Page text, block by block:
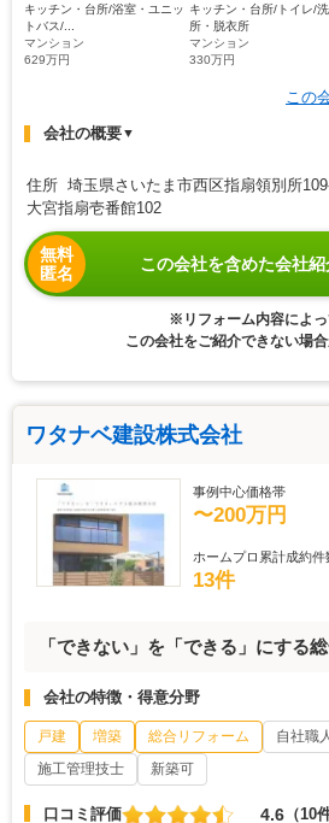
キッチン・台所/浴室・ユニッ
トバス/...
マンション
629万円
キッチン・台所/トイレ/
所・脱衣所
マンション
330万円
この
会社の概要▼
住所 埼玉県さいたま市西区指扇領別所
大宮指扇壱番館102
無料
匿名
この会社を含めた会社
※リフォーム内容によっ
この会社をご紹介できない場合
ワタナベ建設株式会社
事例中心価格帯
〜200万円
ホームプロ累計成約件
13件
「できない」を「できる」にする
会社の特徴・得意分野
戸建 増築 総合リフォーム 自社職人
施工管理技士
新築可
口コミ評価 4.6 （10